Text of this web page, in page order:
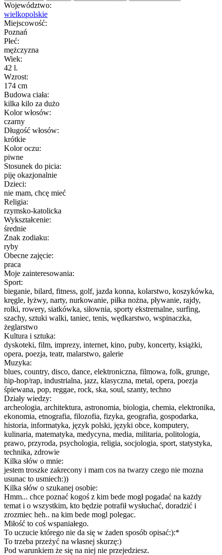
Województwo:
wielkopolskie
Miejscowość:
Poznań
Płeć:
mężczyzna
Wiek:
42 l.
Wzrost:
174 cm
Budowa ciała:
kilka kilo za dużo
Kolor włosów:
czarny
Długość włosów:
krótkie
Kolor oczu:
piwne
Stosunek do picia:
piję okazjonalnie
Dzieci:
nie mam, chcę mieć
Religia:
rzymsko-katolicka
Wykształcenie:
średnie
Znak zodiaku:
ryby
Obecne zajęcie:
praca
Moje zainteresowania:
Sport:
bieganie, bilard, fitness, golf, jazda konna, kolarstwo, koszykówka,
kręgle, łyżwy, narty, nurkowanie, piłka nożna, pływanie, rajdy,
rolki, rowery, siatkówka, siłownia, sporty ekstremalne, surfing,
szachy, sztuki walki, taniec, tenis, wędkarstwo, wspinaczka,
żeglarstwo
Kultura i sztuka:
dyskoteki, film, imprezy, internet, kino, puby, koncerty, książki,
opera, poezja, teatr, malarstwo, galerie
Muzyka:
blues, country, disco, dance, elektroniczna, filmowa, folk, grunge,
hip-hop/rap, industrialna, jazz, klasyczna, metal, opera, poezja
śpiewana, pop, reggae, rock, ska, soul, szanty, techno
Działy wiedzy:
archeologia, architektura, astronomia, biologia, chemia, elektronika,
ekonomia, etnografia, filozofia, fizyka, geografia, gospodarka,
historia, informatyka, język polski, języki obce, komputery,
kulinaria, matematyka, medycyna, media, militaria, politologia,
prawo, przyroda, psychologia, religia, socjologia, sport, statystyka,
technika, zdrowie
Kilka słów o mnie:
jestem troszke zakrecony i mam cos na twarzy czego nie mozna
usunac to usmiech:))
Kilka słów o szukanej osobie:
Hmm... chce poznać kogoś z kim bede mogł pogadać na każdy
temat i o wszystkim, kto będzie potrafił wysłuchać, doradzić i
zrozmiec heh.. na kim bede mogl polegac.
Miłość to coś wspaniałego.
To uczucie którego nie da się w żaden sposób opisać:):*
To trzeba przeżyć na własnej skurzę:)
Pod warunkiem że się na niej nie przejedziesz.